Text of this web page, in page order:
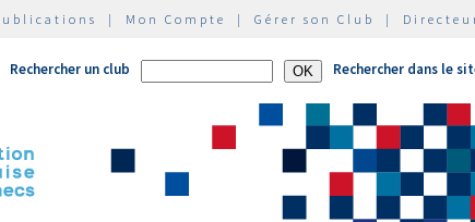
| Mon Compte | Gérer son Club |
Rechercher un club Rechercher dans le